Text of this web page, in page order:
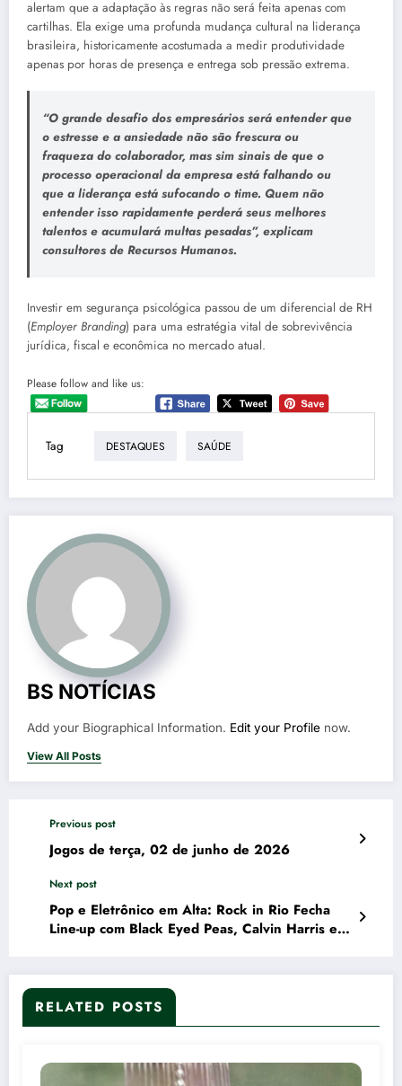
alertam que a adaptação às regras não será feita apenas com
cartilhas. Ela exige uma profunda mudança cultural na liderança
brasileira, historicamente acostumada a medir produtividade
apenas por horas de presença e entrega sob pressão extrema.
“O grande desafio dos empresários será entender que
o estresse e a ansiedade não são frescura ou
fraqueza do colaborador, mas sim sinais de que o
processo operacional da empresa está falhando ou
que a liderança está sufocando o time. Quem não
entender isso rapidamente perderá seus melhores
talentos e acumulará multas pesadas”, explicam
consultores de Recursos Humanos.
Investir em segurança psicológica passou de um diferencial de RH
(Employer Branding) para uma estratégia vital de sobrevivência
jurídica, fiscal e econômica no mercado atual.
Please follow and like us:
Tag DESTAQUES SAÚDE
BS NOTÍCIAS
Add your Biographical Information. Edit your Profile now.
View All Posts
Previous post
Jogos de terça, 02 de junho de 2026
Next post
Pop e Eletrônico em Alta: Rock in Rio Fecha
Line-up com Black Eyed Peas, Calvin Harris e
RELATED POSTS